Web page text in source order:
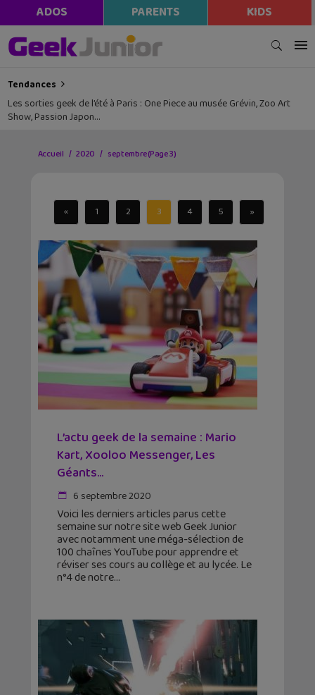
ADOS PARENTS KIDS
Tendances
Les sorties geek de l’été à Paris : One Piece au musée Grévin, Zoo Art
Show, Passion Japon…
Accueil 2020 septembre(Page 3)
« 1 2 3 4 5 »
L’actu geek de la semaine : Mario
Kart, Xooloo Messenger, Les
Géants…
6 septembre 2020
Voici les derniers articles parus cette
semaine sur notre site web Geek Junior
avec notamment une méga-sélection de
100 chaînes YouTube pour apprendre et
réviser ses cours au collège et au lycée. Le
n°4 de notre